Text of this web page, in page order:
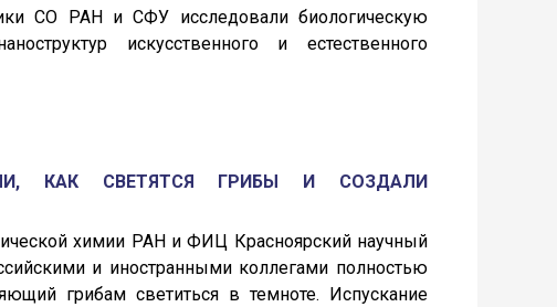
СО РАН и СФУ исследовали биологическую
искусственного и естественного
КАК СВЕТЯТСЯ ГРИБЫ И СОЗДАЛИ
химии РАН и ФИЦ Красноярский научный
и иностранными коллегами полностью
грибам светиться в темноте. Испускание